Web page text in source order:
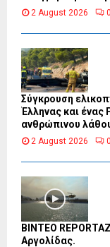
2 August 2026 0
Σύγκρουση
Έλληνας και ένας
ανθρώπινου
2 August 2026 0
BINTEO
Αργολίδας.